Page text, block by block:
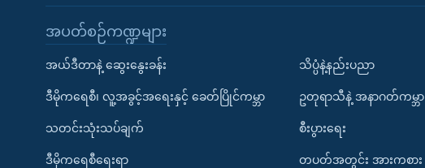
အပတ်စဉ်ကဏ္ဍများ
အယ်ဒီတာနဲ့ ဆွေးနွေးခန်း
ဒီမိုကရေစီ၊ လူ့အခွင့်အရေးနှင့် ခေတ်ပြိုင်ကမ္ဘာ
သတင်းသုံးသပ်ချက်
ဒီမိုကရေစီရေးရာ
သိပ္ပံနဲ့နည်းပညာ
ဥတုရာသီနဲ့ အနာဂတ်ကမ္ဘာ
စီးပွားရေး
တပတ်အတွင်း အားကစား